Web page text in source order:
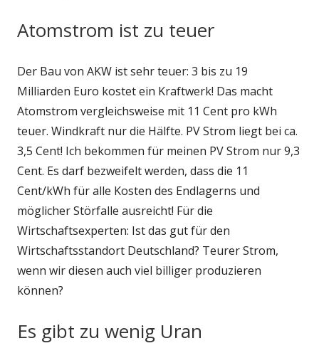
Atomstrom ist zu teuer
Der Bau von AKW ist sehr teuer: 3 bis zu 19
Milliarden Euro kostet ein Kraftwerk! Das macht
Atomstrom vergleichsweise mit 11 Cent pro kWh
teuer. Windkraft nur die Hälfte. PV Strom liegt bei ca.
3,5 Cent! Ich bekommen für meinen PV Strom nur 9,3
Cent. Es darf bezweifelt werden, dass die 11
Cent/kWh für alle Kosten des Endlagerns und
möglicher Störfalle ausreicht! Für die
Wirtschaftsexperten: Ist das gut für den
Wirtschaftsstandort Deutschland? Teurer Strom,
wenn wir diesen auch viel billiger produzieren
können?
Es gibt zu wenig Uran